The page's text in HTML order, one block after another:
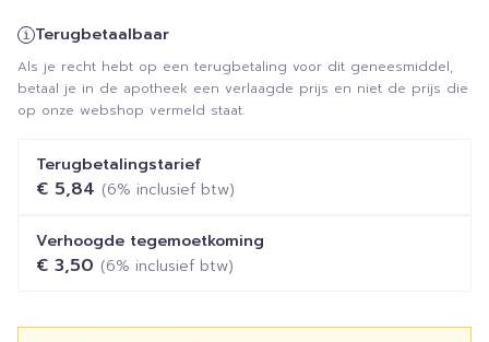
Terugbetaalbaar
Als je recht hebt op een terugbetaling voor dit geneesmiddel,
betaal je in de apotheek een verlaagde prijs en niet de prijs die
op onze webshop vermeld staat.
Terugbetalingstarief
€ 5,84 (6% inclusief btw)
Verhoogde tegemoetkoming
€ 3,50 (6% inclusief btw)